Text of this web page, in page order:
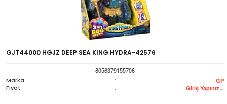
GJT44000 HGJZ DEEP SEA KING HYDRA-42576
8056379155706
Marka
: GP
Fiyat : Giriş Yapınız...